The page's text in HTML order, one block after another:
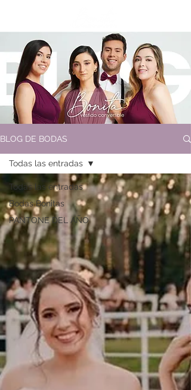
BLOG DE BODAS
Todas las entradas
Bodas Bonitas
PANTONE DEL AÑO
Todas las entradas